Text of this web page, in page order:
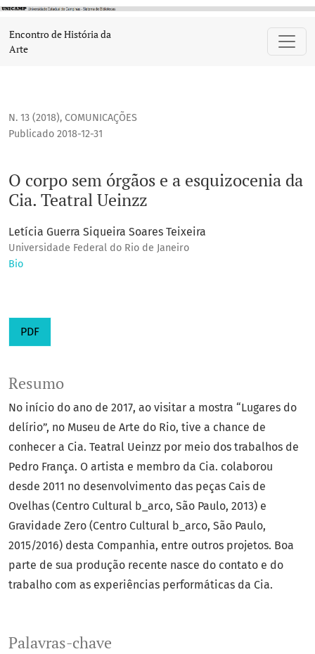
O corpo sem órgãos e a esquizocenia da Cia. Teatral Ueinzz
Encontro de História da
Arte
N. 13 (2018), COMUNICAÇÕES
O corpo sem órgãos e a esquizocenia da
Cia. Teatral Ueinzz
Publicado 2018-12-31
Letícia Guerra Siqueira Soares Teixeira
Universidade Federal do Rio de Janeiro
Bio
PDF
Palavras-chave
Resumo
No início do ano de 2017, ao visitar a mostra “Lugares do
delírio”, no Museu de Arte do Rio, tive a chance de
conhecer a Cia. Teatral Ueinzz por meio dos trabalhos de
Pedro França. O artista e membro da Cia. colaborou
desde 2011 no desenvolvimento das peças Cais de
Ovelhas (Centro Cultural b_arco, São Paulo, 2013) e
Gravidade Zero (Centro Cultural b_arco, São Paulo,
2015/2016) desta Companhia, entre outros projetos. Boa
parte de sua produção recente nasce do contato e do
trabalho com as experiências performáticas da Cia.